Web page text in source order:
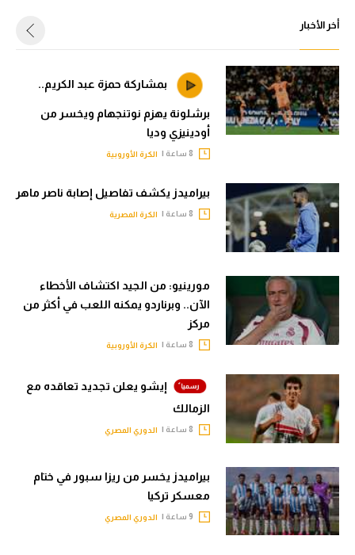
أخر الأخبار
بمشاركة حمزة عبد الكريم..
برشلونة يهزم نوتنجهام ويخسر من
أودينيزي وديا
الكرة الأوروبية
بيراميدز يكشف تفاصيل إصابة ناصر ماهر
الكرة المصرية
مورينيو: من الجيد اكتشاف الأخطاء
الآن.. وبرناردو يمكنه اللعب في أكثر من
مركز
الكرة الأوروبية
إيشو يعلن تجديد تعاقده مع
الزمالك
الدوري المصري
بيراميدز يخسر من ريزا سبور في ختام
معسكر تركيا
الدوري المصري